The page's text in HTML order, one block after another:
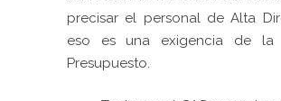
precisar el personal de Alta
eso es una exigencia de la
Presupuesto.